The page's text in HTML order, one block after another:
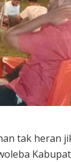
tak heran